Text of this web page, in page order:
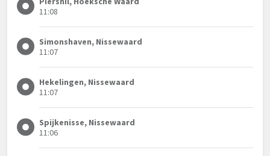
11:08
Simonshaven, Nissewaard
11:07
Hekelingen, Nissewaard
11:07
Spijkenisse, Nissewaard
11:06